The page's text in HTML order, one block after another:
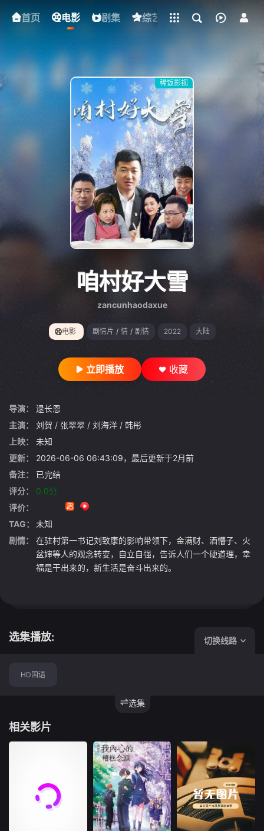
首页 电影 剧集 综艺 动漫 短剧
下载客户端
gt 0"}
稀饭影视
咱村好大雪
zancunhaodaxue
电影 剧情片 / 情 / 剧情 2022 大陆
立即播放 收藏
导演：
逯长恩
主演：
刘贺 / 张翠翠 / 刘海洋 / 韩彤
上映：
未知
更新：
2026-06-06 06:43:09，最后更新于2月前
备注：
已完结
评分：
0.0分
评价：
TAG：
未知
剧情：
在驻村第一书记刘致康的影响带领下，金满财、酒懵子、火
盆婶等人的观念转变，自立自强，告诉人们一个硬道理，幸
福是干出来的，新生活是奋斗出来的。
选集播放: 切换线路
选集
HD国语
相关影片